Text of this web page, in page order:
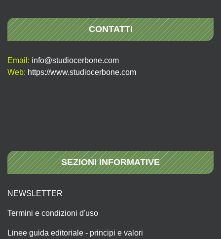
CONTATTI
Email: info@studiocerbone.com
Web: https://www.studiocerbone.com
SEZIONI INFORMATIVE
NEWSLETTER
Termini e condizioni d'uso
Linee guida editoriale - principi e valori